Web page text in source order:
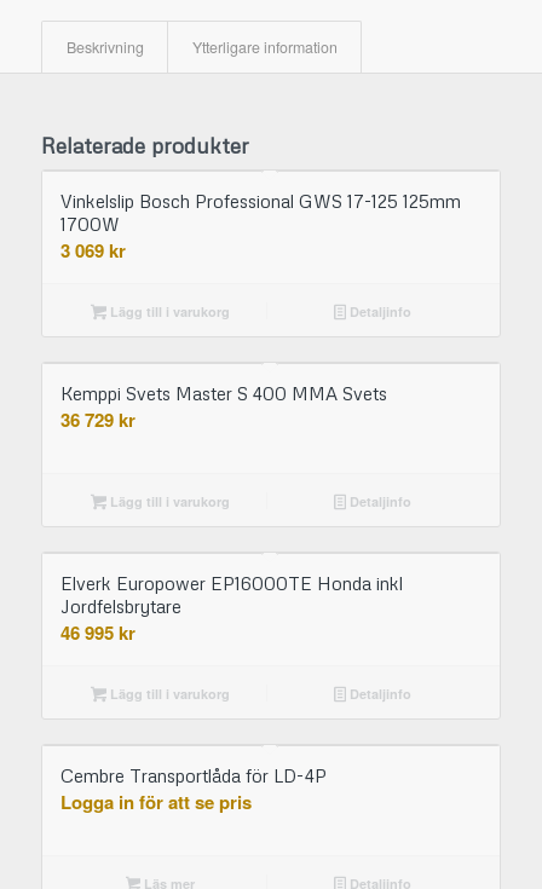
Beskrivning Ytterligare information
Relaterade produkter
Vinkelslip Bosch Professional GWS 17-125 125mm
1700W
3 069kr
Lägg till i varukorg Detaljinfo
Kemppi Svets Master S 400 MMA Svets
36 729kr
Lägg till i varukorg Detaljinfo
Elverk Europower EP16000TE Honda inkl
Jordfelsbrytare
46 995kr
Lägg till i varukorg Detaljinfo
Cembre Transportlåda för LD-4P
Logga in för att se pris
Läs mer Detaljinfo